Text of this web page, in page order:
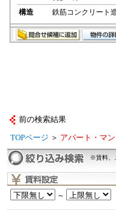
構造
鉄筋コンクリート
前の検索結果
TOPページ ＞ アパート・マ
※賃料、
～